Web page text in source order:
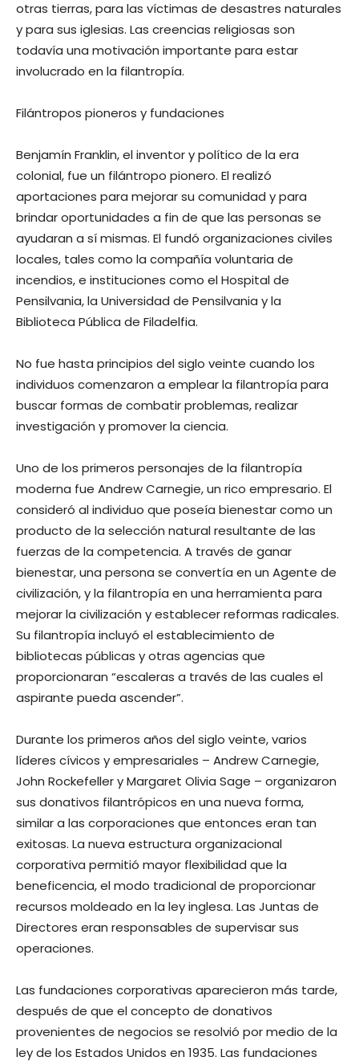
otras tierras, para las víctimas de desastres naturales
y para sus iglesias. Las creencias religiosas son
todavía una motivación importante para estar
involucrado en la filantropía.
Filántropos pioneros y fundaciones
Benjamín Franklin, el inventor y político de la era
colonial, fue un filántropo pionero. El realizó
aportaciones para mejorar su comunidad y para
brindar oportunidades a fin de que las personas se
ayudaran a sí mismas. El fundó organizaciones civiles
locales, tales como la compañía voluntaria de
incendios, e instituciones como el Hospital de
Pensilvania, la Universidad de Pensilvania y la
Biblioteca Pública de Filadelfia.
No fue hasta principios del siglo veinte cuando los
individuos comenzaron a emplear la filantropía para
buscar formas de combatir problemas, realizar
investigación y promover la ciencia.
Uno de los primeros personajes de la filantropía
moderna fue Andrew Carnegie, un rico empresario. El
consideró al individuo que poseía bienestar como un
producto de la selección natural resultante de las
fuerzas de la competencia. A través de ganar
bienestar, una persona se convertía en un Agente de
civilización, y la filantropía en una herramienta para
mejorar la civilización y establecer reformas radicales.
Su filantropía incluyó el establecimiento de
bibliotecas públicas y otras agencias que
proporcionaran “escaleras a través de las cuales el
aspirante pueda ascender”.
Durante los primeros años del siglo veinte, varios
líderes cívicos y empresariales – Andrew Carnegie,
John Rockefeller y Margaret Olivia Sage – organizaron
sus donativos filantrópicos en una nueva forma,
similar a las corporaciones que entonces eran tan
exitosas. La nueva estructura organizacional
corporativa permitió mayor flexibilidad que la
beneficencia, el modo tradicional de proporcionar
recursos moldeado en la ley inglesa. Las Juntas de
Directores eran responsables de supervisar sus
operaciones.
Las fundaciones corporativas aparecieron más tarde,
después de que el concepto de donativos
provenientes de negocios se resolvió por medio de la
ley de los Estados Unidos en 1935. Las fundaciones